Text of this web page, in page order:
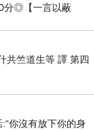
分◎【一言以蔽
會放下孤獨、
竺道生等 譯 第四
你沒有放下你的身